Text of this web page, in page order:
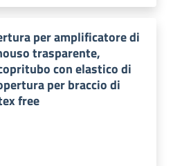
per amplificatore di
trasparente,
con elastico di
per braccio di
free